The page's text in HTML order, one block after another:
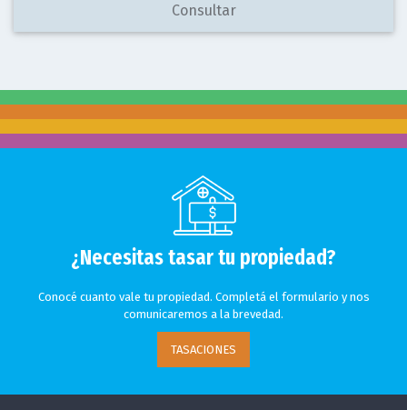
Consultar
¿Necesitas tasar tu propiedad?
Conocé cuanto vale tu propiedad. Completá el formulario y nos
comunicaremos a la brevedad.
TASACIONES